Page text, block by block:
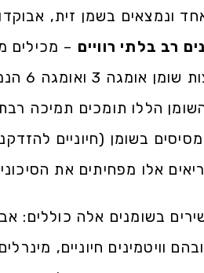
אחד ונמצאים בשמן זית, אבוקדו
רב בלתי רוויים – מכילים
ואומגה 6 הנמצאות בדגים שומניים, אגוזי מלך וזרעי פשתן.
הללו תומכים תמיכה
מסיסים בשומן (חיוניים
אלו מפחיתים את
בשומנים אלה כוללים:
וויטמינים חיוניים,